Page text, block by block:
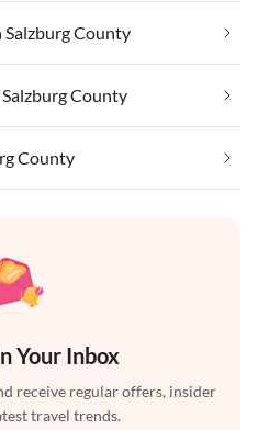
Salzburg County
County
County
Your Inbox
receive regular offers, insider
travel trends.